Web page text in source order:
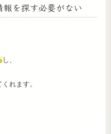
を探す必要がない
し、
くれます。